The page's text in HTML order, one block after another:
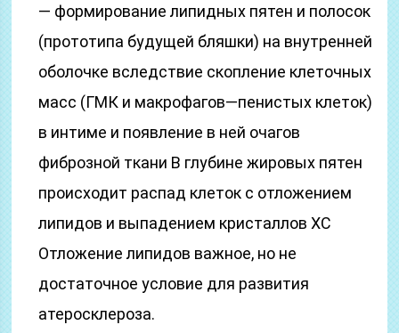
— формирование липидных пятен и полосок
(прототипа будущей бляшки) на внутренней
оболочке вследствие скопление клеточных
масс (ГМК и макрофагов—пенистых клеток)
в интиме и появление в ней очагов
фиброзной ткани В глубине жировых пятен
происходит распад клеток с отложением
липидов и выпадением кристаллов ХС
Отложение липидов важное, но не
достаточное условие для развития
атеросклероза.